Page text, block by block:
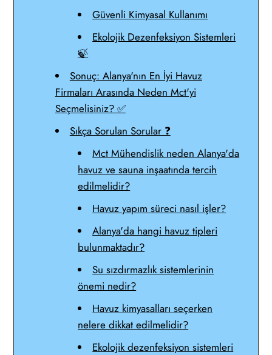
Güvenli Kimyasal Kullanımı
Ekolojik Dezenfeksiyon Sistemleri
🍃
Sonuç: Alanya'nın En İyi Havuz
Firmaları Arasında Neden Mct'yi
Seçmelisiniz? ✅
Sıkça Sorulan Sorular ❓
Mct Mühendislik neden Alanya'da
havuz ve sauna inşaatında tercih
edilmelidir?
Havuz yapım süreci nasıl işler?
Alanya'da hangi havuz tipleri
bulunmaktadır?
Su sızdırmazlık sistemlerinin
önemi nedir?
Havuz kimyasalları seçerken
nelere dikkat edilmelidir?
Ekolojik dezenfeksiyon sistemleri